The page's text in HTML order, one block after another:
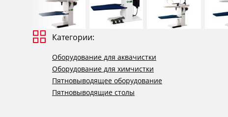
Категории:
Оборудование для аквачистки
Оборудование для химчистки
Пятновыводящее оборудование
Пятновыводящие столы